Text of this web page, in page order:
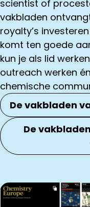
scientist of
vakbladen
royalty’s
komt ten goede
kun je als lid
outreach werken
chemische
De vakbladen
De